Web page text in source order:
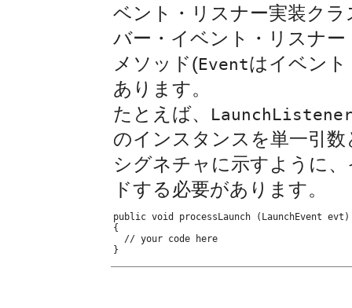
ベント・リスナー実装ク
バー・イベント・リスナ
メソッド(Eventはイベン
あります。
たとえば、
のインスタンスを単一引
シグネチャに示すように
ドする必要があります。
public void processLaunch (LaunchEvent
{
  // your code here